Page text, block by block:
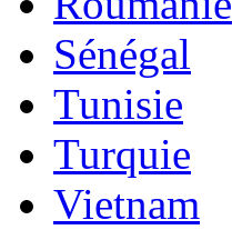
Sénégal
Tunisie
Turquie
Vietnam